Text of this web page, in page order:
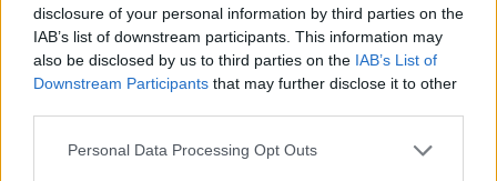
disclosure of your personal information by third parties on the
IAB’s list of downstream participants. This information may
also be disclosed by us to third parties on the IAB’s List of
Downstream Participants that may further disclose it to other
Personal Data Processing Opt Outs